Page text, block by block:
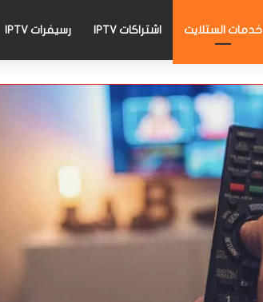
خدمات الستلايت اشتراكات IPTV رسيفرات IPTV